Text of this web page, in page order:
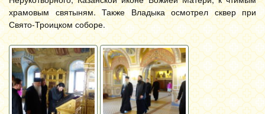
храмовым святыням. Также Владыка осмотрел сквер при
Свято-Троицком соборе.